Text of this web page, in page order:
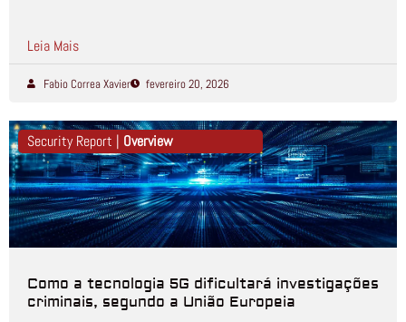
Leia Mais
Fabio Correa Xavier fevereiro 20, 2026
Security Report | Overview
Como a tecnologia 5G dificultará investigações
criminais, segundo a União Europeia